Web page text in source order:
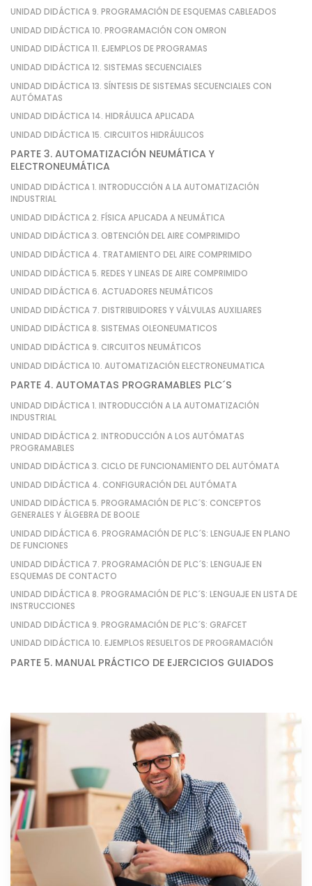
UNIDAD DIDÁCTICA 9. PROGRAMACIÓN DE ESQUEMAS CABLEADOS
UNIDAD DIDÁCTICA 10. PROGRAMACIÓN CON OMRON
UNIDAD DIDÁCTICA 11. EJEMPLOS DE PROGRAMAS
UNIDAD DIDÁCTICA 12. SISTEMAS SECUENCIALES
UNIDAD DIDÁCTICA 13. SÍNTESIS DE SISTEMAS SECUENCIALES CON
AUTÓMATAS
UNIDAD DIDÁCTICA 14. HIDRÁULICA APLICADA
UNIDAD DIDÁCTICA 15. CIRCUITOS HIDRÁULICOS
PARTE 3. AUTOMATIZACIÓN NEUMÁTICA Y
ELECTRONEUMÁTICA
UNIDAD DIDÁCTICA 1. INTRODUCCIÓN A LA AUTOMATIZACIÓN
INDUSTRIAL
UNIDAD DIDÁCTICA 2. FÍSICA APLICADA A NEUMÁTICA
UNIDAD DIDÁCTICA 3. OBTENCIÓN DEL AIRE COMPRIMIDO
UNIDAD DIDÁCTICA 4. TRATAMIENTO DEL AIRE COMPRIMIDO
UNIDAD DIDÁCTICA 5. REDES Y LINEAS DE AIRE COMPRIMIDO
UNIDAD DIDÁCTICA 6. ACTUADORES NEUMÁTICOS
UNIDAD DIDÁCTICA 7. DISTRIBUIDORES Y VÁLVULAS AUXILIARES
UNIDAD DIDÁCTICA 8. SISTEMAS OLEONEUMATICOS
UNIDAD DIDÁCTICA 9. CIRCUITOS NEUMÁTICOS
UNIDAD DIDÁCTICA 10. AUTOMATIZACIÓN ELECTRONEUMATICA
PARTE 4. AUTOMATAS PROGRAMABLES PLC´S
UNIDAD DIDÁCTICA 1. INTRODUCCIÓN A LA AUTOMATIZACIÓN
INDUSTRIAL
UNIDAD DIDÁCTICA 2. INTRODUCCIÓN A LOS AUTÓMATAS
PROGRAMABLES
UNIDAD DIDÁCTICA 3. CICLO DE FUNCIONAMIENTO DEL AUTÓMATA
UNIDAD DIDÁCTICA 4. CONFIGURACIÓN DEL AUTÓMATA
UNIDAD DIDÁCTICA 5. PROGRAMACIÓN DE PLC´S: CONCEPTOS
GENERALES Y ÁLGEBRA DE BOOLE
UNIDAD DIDÁCTICA 6. PROGRAMACIÓN DE PLC´S: LENGUAJE EN PLANO
DE FUNCIONES
UNIDAD DIDÁCTICA 7. PROGRAMACIÓN DE PLC´S: LENGUAJE EN
ESQUEMAS DE CONTACTO
UNIDAD DIDÁCTICA 8. PROGRAMACIÓN DE PLC´S: LENGUAJE EN LISTA DE
INSTRUCCIONES
UNIDAD DIDÁCTICA 9. PROGRAMACIÓN DE PLC´S: GRAFCET
UNIDAD DIDÁCTICA 10. EJEMPLOS RESUELTOS DE PROGRAMACIÓN
PARTE 5. MANUAL PRÁCTICO DE EJERCICIOS GUIADOS